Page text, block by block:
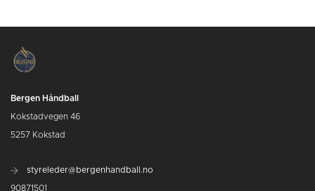
Bergen Håndball
Kokstadvegen 46
5257 Kokstad
styreleder@bergenhandball.no
90871501